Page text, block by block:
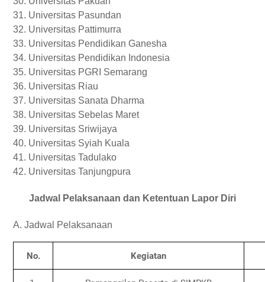
31. Universitas Pasundan
32. Universitas Pattimurra
33. Universitas Pendidikan Ganesha
34. Universitas Pendidikan Indonesia
35. Universitas PGRI Semarang
36. Universitas Riau
37. Universitas Sanata Dharma
38. Universitas Sebelas Maret
39. Universitas Sriwijaya
40. Universitas Syiah Kuala
41. Universitas Tadulako
42. Universitas Tanjungpura
Jadwal Pelaksanaan dan Ketentuan Lapor Diri
A. Jadwal Pelaksanaan
No. Kegiatan